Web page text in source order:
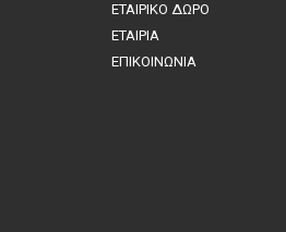
ΕΤΑΙΡΙΚΟ ΔΩΡΟ
ΕΤΑΙΡΙΑ
ΕΠΙΚΟΙΝΩΝΙΑ